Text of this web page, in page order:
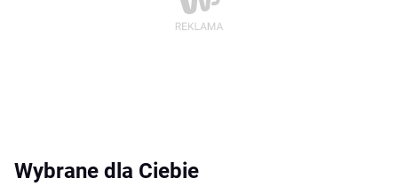
Wybrane dla Ciebie